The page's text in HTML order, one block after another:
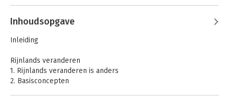
Nieuw Europees
Organiseren
Het Rijnland boekje
Squarewise, Amsterdam
besturing van professionele
Andere boeken door Mathieu
Weggeman
Inhoudsopgave
Inleiding
Rijnlands veranderen
1. Rijnlands veranderen is anders
2. Basisconcepten